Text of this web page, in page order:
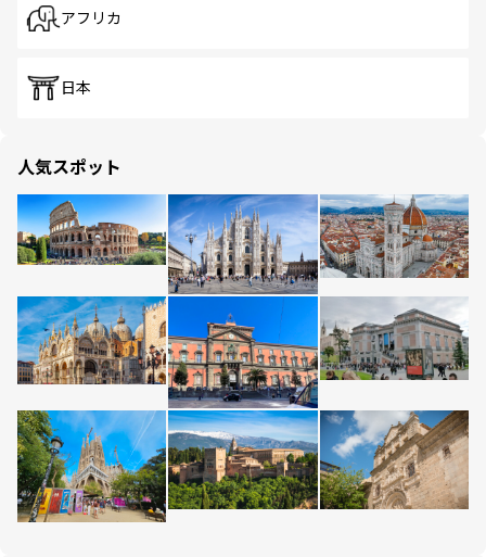
アフリカ
日本
人気スポット